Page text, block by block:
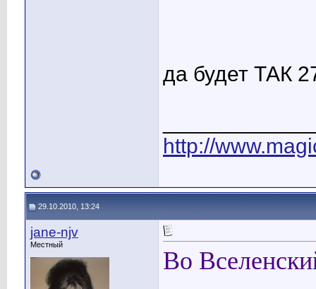
да будет ТАК
http://
29.10.2010, 13:24
jane-njv
Местный
Во